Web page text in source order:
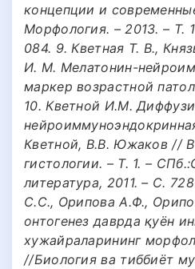
концепции и
Морфология. – 2013. – Т.
084. 9. Кветная Т. В.,
И. М. Мелатонин-
маркер возрастной
10. Кветной И.М.
Кветной, В.В. Южаков // В
гистологии. – Т. 1. –
литература, 2011. – С.
С.С., Орипова А.Ф.,
онтогенез даврда қуён
хужайраларининг
//Биология ва тиббиёт